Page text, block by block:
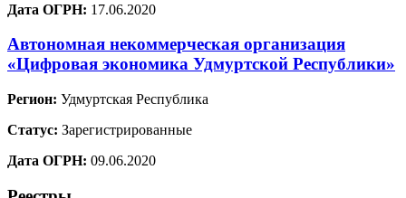
Дата ОГРН: 17.06.2020
Автономная некоммерческая организация
«Цифровая экономика Удмуртской Республики»
Регион: Удмуртская Республика
Статус: Зарегистрированные
Дата ОГРН: 09.06.2020